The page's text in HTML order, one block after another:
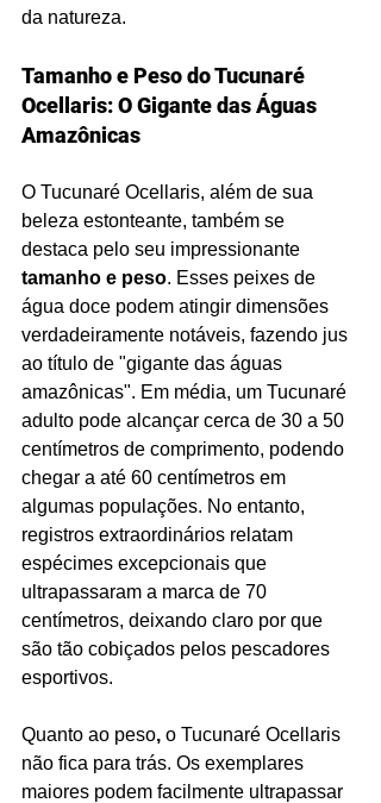
da natureza.
Tamanho e Peso do Tucunaré
Ocellaris: O Gigante das Águas
Amazônicas
O Tucunaré Ocellaris, além de sua
beleza estonteante, também se
destaca pelo seu impressionante
tamanho e peso. Esses peixes de
água doce podem atingir dimensões
verdadeiramente notáveis, fazendo jus
ao título de "gigante das águas
amazônicas". Em média, um Tucunaré
adulto pode alcançar cerca de 30 a 50
centímetros de comprimento, podendo
chegar a até 60 centímetros em
algumas populações. No entanto,
registros extraordinários relatam
espécimes excepcionais que
ultrapassaram a marca de 70
centímetros, deixando claro por que
são tão cobiçados pelos pescadores
esportivos.
Quanto ao peso, o Tucunaré Ocellaris
não fica para trás. Os exemplares
maiores podem facilmente ultrapassar